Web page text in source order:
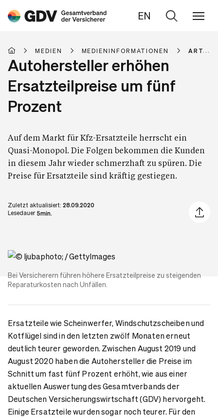
EN
Zur
MEDIEN MEDIENINFORMATIONEN
Autohersteller erhöhen
Ersatzteilpreise um fünf
Prozent
Auf dem Markt für Kfz-Ersatzteile herrscht ein
Quasi-Monopol. Die Folgen bekommen die Kunden
in diesem Jahr wieder schmerzhaft zu spüren. Die
Preise für Ersatzteile sind kräftig gestiegen.
Zuletzt aktualisiert: 28.09.2020
Lesedauer 5min.
Artikel
Bei Versicherern führen höhere Ersatzteilpreise zu steigenden
Reparaturkosten nach Unfällen.
Ersatzteile wie Scheinwerfer, Windschutzscheiben und
Kotflügel sind in den letzten zwölf Monaten erneut
deutlich teurer geworden. Zwischen August 2019 und
August 2020 haben die Autohersteller die Preise im
Schnitt um fast fünf Prozent erhöht, wie aus einer
aktuellen Auswertung des Gesamtverbands der
Deutschen Versicherungswirtschaft (GDV) hervorgeht.
Einige Ersatzteile wurden sogar noch teurer. Für den